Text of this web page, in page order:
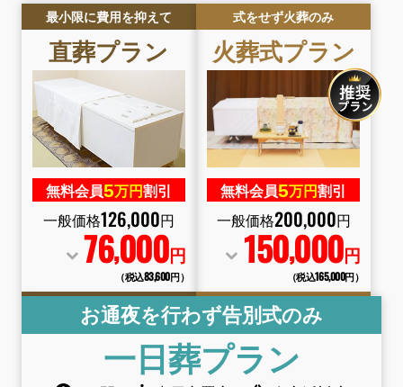
最小限に費用を抑えて
直葬プラン
無料会員5万円割引
一般価格126,000円
76,000円
（税込83,600円）
式をせず火葬のみ
火葬式プラン
無料会員5万円割引
一般価格200,000円
150,000円
（税込165,000円）
お通夜を行わず告別式のみ
一日葬プラン